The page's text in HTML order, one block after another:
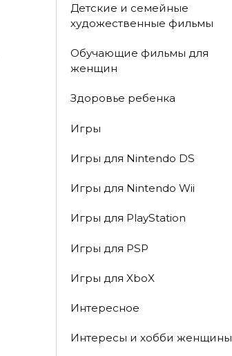
Детские и семейные
художественные фильмы
Обучающие фильмы для
женщин
Здоровье ребенка
Игры
Игры для Nintendo DS
Игры для Nintendo Wii
Игры для PlayStation
Игры для PSP
Игры для XboX
Интересное
Интересы и хобби женщины